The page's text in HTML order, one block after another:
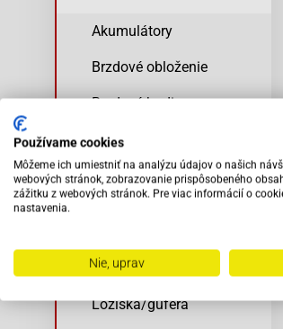
Akumulátory
Brzdové obloženie
Brzdové hadice a
Rukoväte ProGrip
Žiarovky
Zapaľovacie sviečky
Ložiská/guferá
Používame cookies
Môžeme ich umiestniť na analýzu údajov o našich
webových stránok, zobrazovanie prispôsobeného
zážitku z webových stránok. Pre viac informácií o
nastavenia.
Nie, uprav